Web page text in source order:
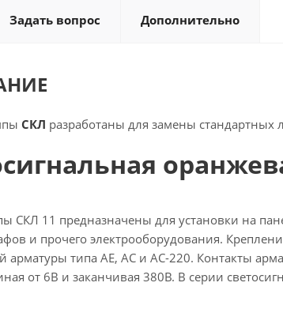
Задать вопрос Дополнительно
СКЛ разработаны для замены стандартных
СКЛ 11 предназначены для установки на
и прочего электрооборудования.
арматуры типа АЕ, АС и АС-220. Контакты
от 6В и заканчивая 380В. В серии